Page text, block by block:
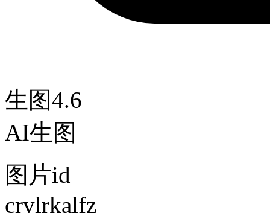
生图4.6
AI生图
图片id
crvlrkalfz